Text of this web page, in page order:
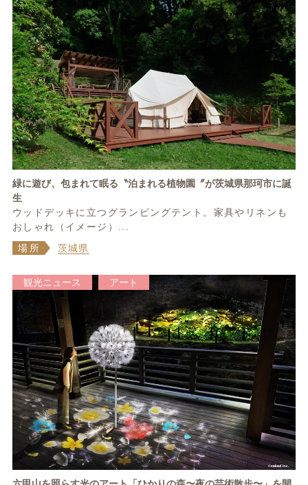
緑に遊び、包まれて眠る〝泊まれる植物園〞が茨城県那珂市に誕
生
ウッドデッキに立つグランピングテント。家具やリネンも
おしゃれ（イメージ）...
場所
茨城県
観光ニュース アート